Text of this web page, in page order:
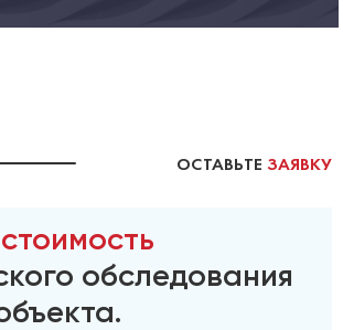
ОСТАВЬТЕ ЗАЯВКУ
стоимость
обследования